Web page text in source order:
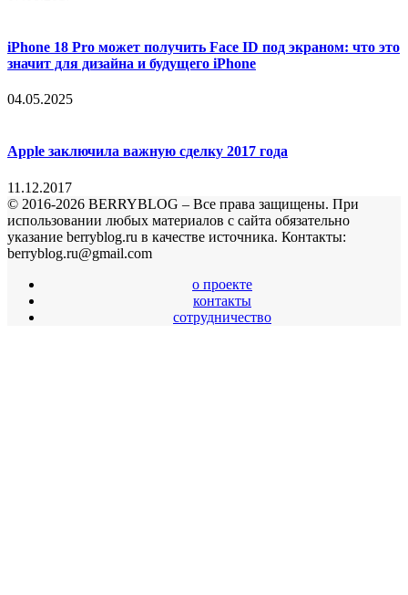
iPhone 18 Pro может получить Face ID под экраном: что это
значит для дизайна и будущего iPhone
04.05.2025
Apple заключила важную сделку 2017 года
11.12.2017
© 2016-2026 BERRYBLOG – Все права защищены. При
использовании любых материалов с сайта обязательно
указание berryblog.ru в качестве источника. Контакты:
berryblog.ru@gmail.com
о проекте
контакты
сотрудничество